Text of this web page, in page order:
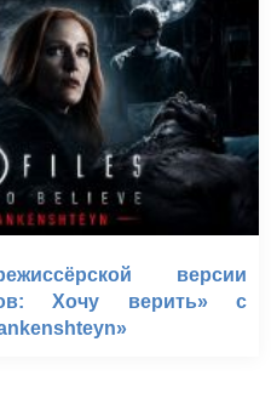
версии
Хочу верить» с